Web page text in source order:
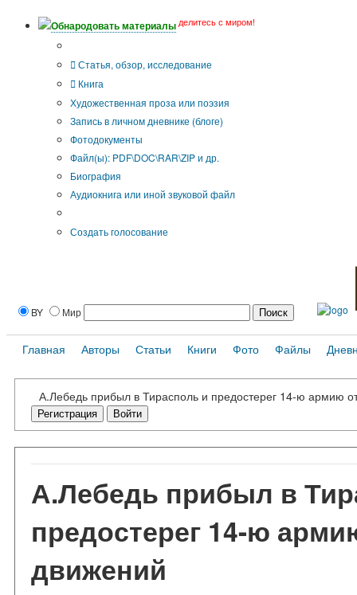
Обнародовать материалы делитесь с миром!
Статья, обзор, исследование
Книга
Художественная проза или поэзия
Запись в личном дневнике (блоге)
Фотодокументы
Файл(ы): PDF\DOC\RAR\ZIP и др.
Биография
Аудиокнига или иной звуковой файл
Создать голосование
BY Мир
Главная Авторы Статьи Книги Фото Файлы
А.Лебедь прибыл в Тирасполь и предостерег 14-ю армию
Регистрация Войти
А.Лебедь прибыл в
предостерег 14-ю
движений